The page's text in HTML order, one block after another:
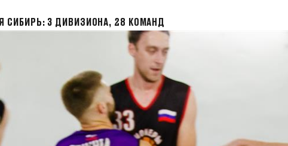
СИБИРЬ: 3 ДИВИЗИОНА, 28 КОМАНД